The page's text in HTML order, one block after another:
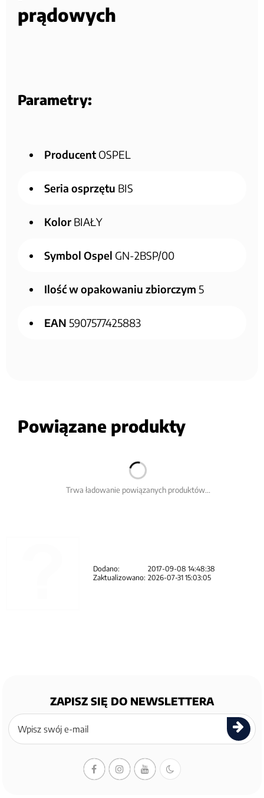
prądowych
Parametry:
Producent OSPEL
Seria osprzętu BIS
Kolor BIAŁY
Symbol Ospel GN-2BSP/00
Ilość w opakowaniu zbiorczym 5
EAN 5907577425883
Powiązane produkty
Trwa ładowanie powiązanych produktów...
Dodano:
2017-09-08 14:48:38
Zaktualizowano: 2026-07-31 15:03:05
ZAPISZ SIĘ DO NEWSLETTERA
Zapisz
się
newslettera